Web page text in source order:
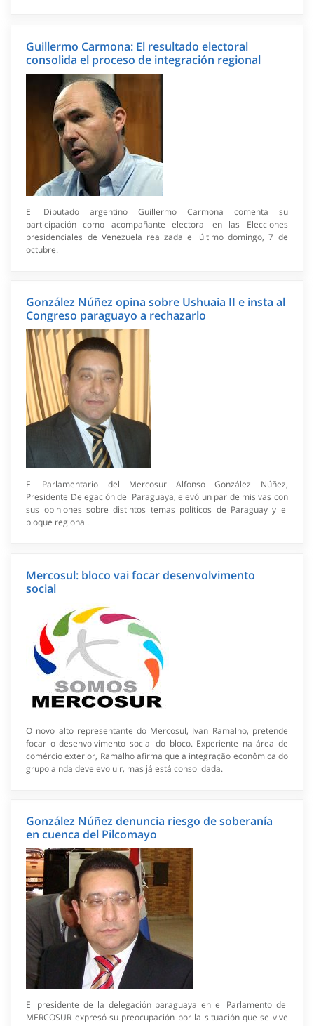
Guillermo Carmona: El resultado electoral
consolida el proceso de integración regional
El Diputado argentino Guillermo Carmona comenta su
participación como acompañante electoral en las Elecciones
presidenciales de Venezuela realizada el último domingo, 7 de
octubre.
González Núñez opina sobre Ushuaia II e insta al
Congreso paraguayo a rechazarlo
El Parlamentario del Mercosur Alfonso González Núñez,
Presidente Delegación del Paraguaya, elevó un par de misivas con
sus opiniones sobre distintos temas políticos de Paraguay y el
bloque regional.
Mercosul: bloco vai focar desenvolvimento
social
O novo alto representante do Mercosul, Ivan Ramalho, pretende
focar o desenvolvimento social do bloco. Experiente na área de
comércio exterior, Ramalho afirma que a integração econômica do
grupo ainda deve evoluir, mas já está consolidada.
González Núñez denuncia riesgo de soberanía
en cuenca del Pilcomayo
El presidente de la delegación paraguaya en el Parlamento del
MERCOSUR expresó su preocupación por la situación que se vive